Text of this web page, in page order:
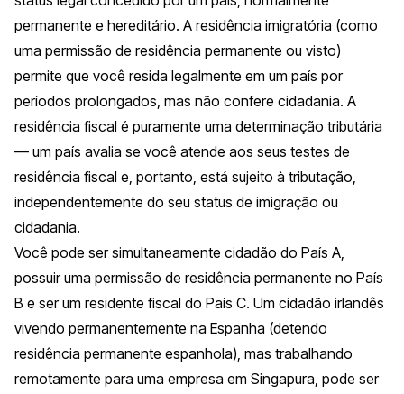
permanente e hereditário. A residência imigratória (como
uma permissão de residência permanente ou visto)
permite que você resida legalmente em um país por
períodos prolongados, mas não confere cidadania. A
residência fiscal é puramente uma determinação tributária
— um país avalia se você atende aos seus testes de
residência fiscal e, portanto, está sujeito à tributação,
independentemente do seu status de imigração ou
cidadania.
Você pode ser simultaneamente cidadão do País A,
possuir uma permissão de residência permanente no País
B e ser um residente fiscal do País C. Um cidadão irlandês
vivendo permanentemente na Espanha (detendo
residência permanente espanhola), mas trabalhando
remotamente para uma empresa em Singapura, pode ser